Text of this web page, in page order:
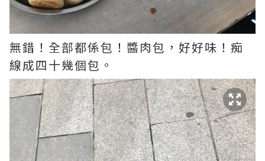
無錯！全部都係包！醬肉包，好好味！痴
線成四十幾個包。